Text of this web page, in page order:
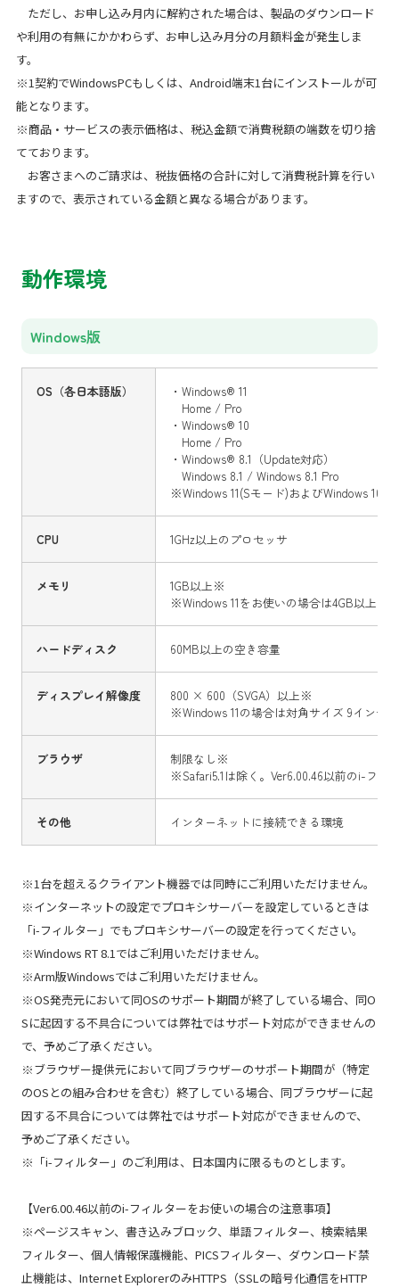
ただし、お申し込み月内に解約された場合は、製品のダウンロード
や利用の有無にかかわらず、お申し込み月分の月額料金が発生しま
す。
※1契約でWindowsPCもしくは、Android端末1台にインストールが可
能となります。
※商品・サービスの表示価格は、税込金額で消費税額の端数を切り捨
てております。
お客さまへのご請求は、税抜価格の合計に対して消費税計算を行い
ますので、表示されている金額と異なる場合があります。
動作環境
Windows版
OS（各日本語版）
・Windows® 11
Home / Pro
・Windows® 10
Home / Pro
・Windows® 8.1（Update対応）
Windows 8.1 / Windows 8.1 Pro
※Windows 11(Sモード)およびWindows
CPU 1GHz以上のプロセッサ
メモリ
1GB以上※
※Windows 11をお使いの場合は4GB以上、
ハードディスク 60MB以上の空き容量
ディスプレイ解像度
800 × 600（SVGA）以上※
※Windows 11の場合は対角サイズ 9インチ
ブラウザ
制限なし※
※Safari5.1は除く。Ver6.00.46以前のi-フ
その他 インターネットに接続できる環境
※1台を超えるクライアント機器では同時にご利用いただけません。
※インターネットの設定でプロキシサーバーを設定しているときは
「i-フィルター」でもプロキシサーバーの設定を行ってください。
※Windows RT 8.1ではご利用いただけません。
※Arm版Windowsではご利用いただけません。
※OS発売元において同OSのサポート期間が終了している場合、同O
Sに起因する不具合については弊社ではサポート対応ができませんの
で、予めご了承ください。
※ブラウザー提供元において同ブラウザーのサポート期間が（特定
のOSとの組み合わせを含む）終了している場合、同ブラウザーに起
因する不具合については弊社ではサポート対応ができませんので、
予めご了承ください。
※「i-フィルター」のご利用は、日本国内に限るものとします。
【Ver6.00.46以前のi-フィルターをお使いの場合の注意事項】
※ページスキャン、書き込みブロック、単語フィルター、検索結果
フィルター、個人情報保護機能、PICSフィルター、ダウンロード禁
止機能は、Internet ExplorerのみHTTPS（SSLの暗号化通信をHTTP